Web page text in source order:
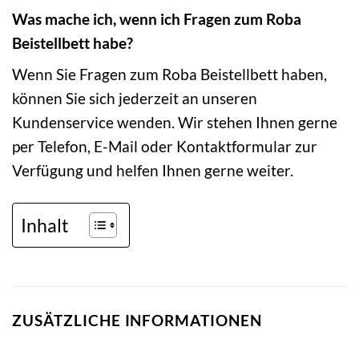
Was mache ich, wenn ich Fragen zum Roba
Beistellbett habe?
Wenn Sie Fragen zum Roba Beistellbett haben,
können Sie sich jederzeit an unseren
Kundenservice wenden. Wir stehen Ihnen gerne
per Telefon, E-Mail oder Kontaktformular zur
Verfügung und helfen Ihnen gerne weiter.
Inhalt
ZUSÄTZLICHE INFORMATIONEN